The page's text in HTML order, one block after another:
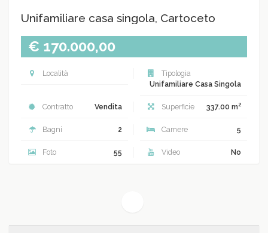
Unifamiliare casa singola, Cartoceto
€ 170.000,00
Località
Tipologia
Unifamiliare Casa Singola
Contratto Vendita Superficie 337.00 m2
Bagni 2 Camere 5
Foto 55 Video No